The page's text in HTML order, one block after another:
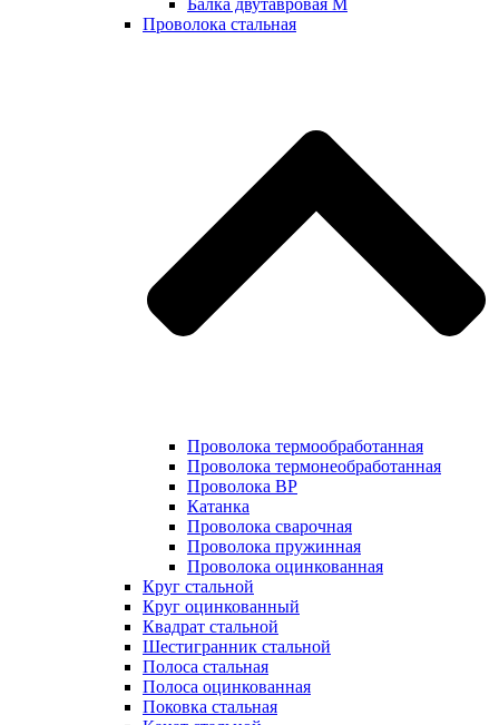
Балка двутавровая М
Проволока стальная
Проволока термообработанная
Проволока термонеобработанная
Проволока ВР
Катанка
Проволока сварочная
Проволока пружинная
Проволока оцинкованная
Круг стальной
Круг оцинкованный
Квадрат стальной
Шестигранник стальной
Полоса стальная
Полоса оцинкованная
Поковка стальная